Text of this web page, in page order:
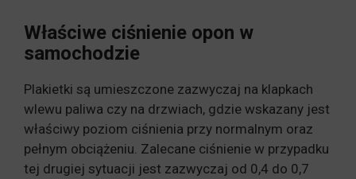
Właściwe ciśnienie opon w
samochodzie
Plakietki są umieszczone zazwyczaj na klapkach
wlewu paliwa czy na drzwiach, gdzie wskazany jest
właściwy poziom ciśnienia przy normalnym oraz
pełnym obciążeniu. Zalecane ciśnienie w przypadku
tej drugiej sytuacji jest zazwyczaj od 0,4 do 0,7